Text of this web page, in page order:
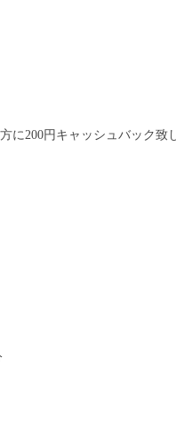
に200円キャッシュバック致